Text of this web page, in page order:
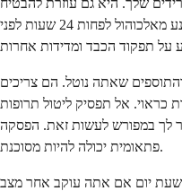
שלך. היא גם עוזרת להבטיח
ריכוז מדויק של חומרים בדם שלך. הימנע מאלכוהול לפחות 24 שעות לפני
שאתה נוטל. הם צריכים
כראוי. אל תפסיק ליטול תרופות
לך במפורש לעשות זאת. הפסקה
פתאומית יכולה להיות מסוכנת.
יום אם אתה עוקב אחר מצב